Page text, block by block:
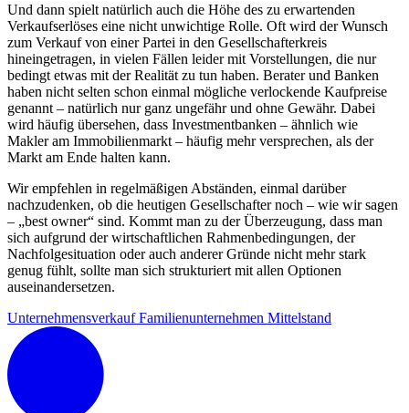
Und dann spielt natürlich auch die Höhe des zu erwartenden
Verkaufserlöses eine nicht unwichtige Rolle. Oft wird der Wunsch
zum Verkauf von einer Partei in den Gesellschafterkreis
hineingetragen, in vielen Fällen leider mit Vorstellungen, die nur
bedingt etwas mit der Realität zu tun haben. Berater und Banken
haben nicht selten schon einmal mögliche verlockende Kaufpreise
genannt – natürlich nur ganz ungefähr und ohne Gewähr. Dabei
wird häufig übersehen, dass Investmentbanken – ähnlich wie
Makler am Immobilienmarkt – häufig mehr versprechen, als der
Markt am Ende halten kann.
Wir empfehlen in regelmäßigen Abständen, einmal darüber
nachzudenken, ob die heutigen Gesellschafter noch – wie wir sagen
– „best owner“ sind. Kommt man zu der Überzeugung, dass man
sich aufgrund der wirtschaftlichen Rahmenbedingungen, der
Nachfolgesituation oder auch anderer Gründe nicht mehr stark
genug fühlt, sollte man sich strukturiert mit allen Optionen
auseinandersetzen.
UnternehmensverkaufFamilienunternehmen Mittelstand